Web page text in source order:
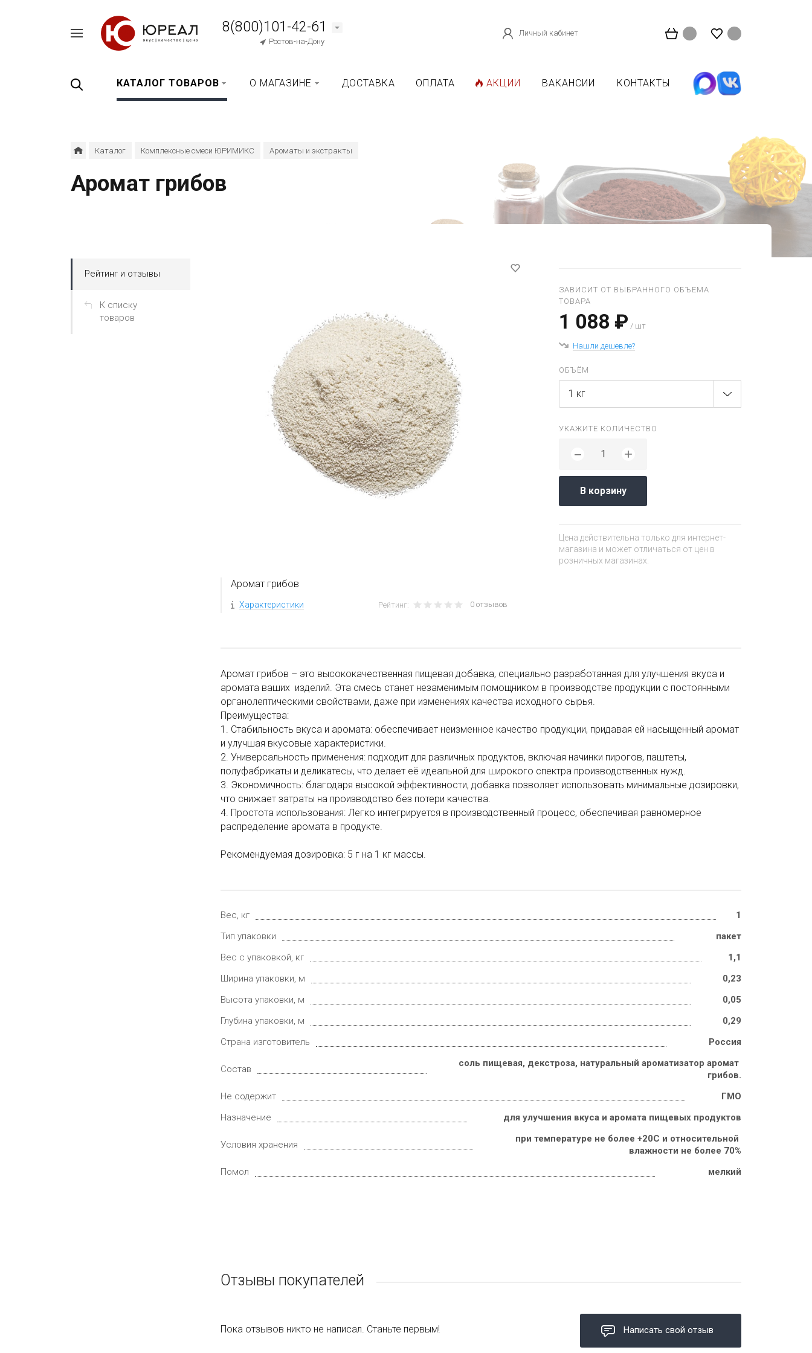
8(800)101-42-61
Ростов-на-Дону
Личный кабинет
КАТАЛОГ ТОВАРОВ О МАГАЗИНЕ ДОСТАВКА ОПЛАТА АКЦИИ ВАКАНСИИ КОНТАКТЫ
Каталог Комплексные смеси ЮРИМИКС Ароматы и экстракты
Аромат грибов
Рейтинг и отзывы
К списку
товаров
Аромат грибов
Характеристики Рейтинг: 0 отзывов
ЗАВИСИТ ОТ ВЫБРАННОГО ОБЪЕМА
ТОВАРА
1 088 ₽ / шт
Нашли дешевле?
ОБЪЁМ
1 кг
УКАЖИТЕ КОЛИЧЕСТВО
− +
В корзину
Цена действительна только для интернет-
магазина и может отличаться от цен в
розничных магазинах.
Аромат грибов – это высококачественная пищевая добавка, специально разработанная для улучшения вкуса и
аромата ваших изделий. Эта смесь станет незаменимым помощником в производстве продукции с постоянными
органолептическими свойствами, даже при изменениях качества исходного сырья.
Преимущества:
1. Стабильность вкуса и аромата: обеспечивает неизменное качество продукции, придавая ей насыщенный аромат
и улучшая вкусовые характеристики.
2. Универсальность применения: подходит для различных продуктов, включая начинки пирогов, паштеты,
полуфабрикаты и деликатесы, что делает её идеальной для широкого спектра производственных нужд.
3. Экономичность: благодаря высокой эффективности, добавка позволяет использовать минимальные дозировки,
что снижает затраты на производство без потери качества.
4. Простота использования: Легко интегрируется в производственный процесс, обеспечивая равномерное
распределение аромата в продукте.
Рекомендуемая дозировка: 5 г на 1 кг массы.
Вес, кг
1
Тип упаковки
пакет
Вес с упаковкой, кг
1,1
Ширина упаковки, м
0,23
Высота упаковки, м
0,05
Глубина упаковки, м
0,29
Страна изготовитель
Россия
Состав
соль пищевая, декстроза, натуральный ароматизатор аромат
грибов.
Не содержит
ГМО
Назначение
для улучшения вкуса и аромата пищевых продуктов
Условия хранения
при температуре не более +20С и относительной
влажности не более 70%
Помол
мелкий
Отзывы покупателей
Написать свой отзыв
Пока отзывов никто не написал. Станьте первым!